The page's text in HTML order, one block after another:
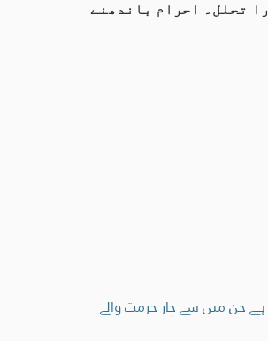
تحلل۔ احرام باندھنے
ہے جن میں سے چار حرمت والے